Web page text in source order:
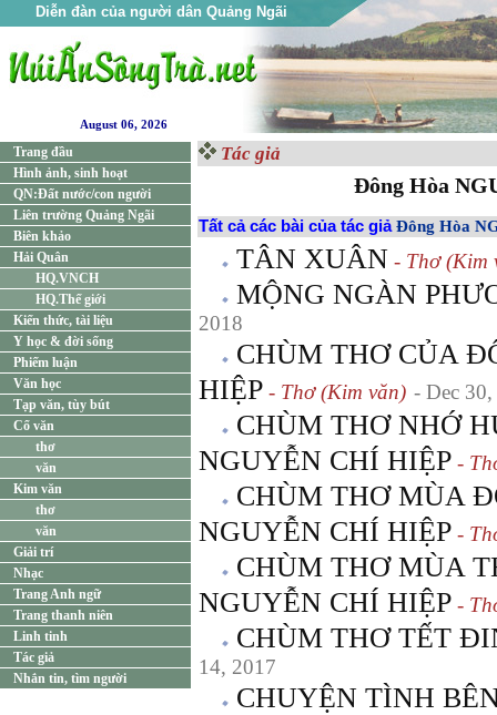
Diễn đàn của người dân Quảng Ngãi
August 06, 2026
Trang đầu
Hình ảnh, sinh hoạt
QN:Đất nước/con người
Liên trường Quảng Ngãi
Biên khảo
Hải Quân
HQ.VNCH
HQ.Thế giới
Kiến thức, tài liệu
Y học & đời sống
Phiếm luận
Văn học
Tạp văn, tùy bút
Cổ văn
thơ
văn
Kim văn
thơ
văn
Giải trí
Nhạc
Trang Anh ngữ
Trang thanh niên
Linh tinh
Tác giả
Nhắn tin, tìm người
Tác giả
Đông Hòa
Tất cả các bài của tác giảĐông Hòa
TÂN XUÂN - Thơ (Kim
MỘNG NGÀN
2018
CHÙM THƠ CỦA
HIỆP - Thơ (Kim văn) - Dec
CHÙM THƠ NHỚ
NGUYỄN CHÍ HIỆP -
CHÙM THƠ MÙA
NGUYỄN CHÍ HIỆP -
CHÙM THƠ MÙA
NGUYỄN CHÍ HIỆP -
CHÙM THƠ TẾT
14, 2017
CHUYỆN TÌNH